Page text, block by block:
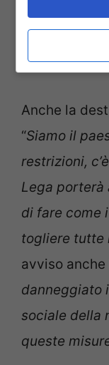
Anche la
“Siamo il
restrizioni,
Lega porterà
di fare come
togliere tutte
avviso anche
danneggiato
sociale della
queste